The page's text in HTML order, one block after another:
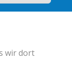
wir dort